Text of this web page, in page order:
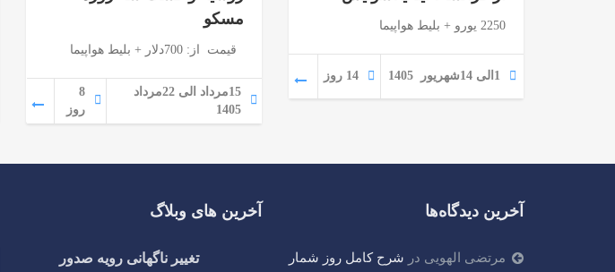
2250 یورو + بلیط هواپیما
1الی 14شهریور 1405 14 روز
مسکو
قیمت از: 700دلار + بلیط هواپیما
15مرداد الی 22مرداد
1405
8
روز
آخرین دیدگاه‌ها
مرتضی الهویی در شرح کامل روز شمار
آخرین های وبلاگ
تغییر ناگهانی رویه صدور